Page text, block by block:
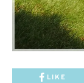
LIKE